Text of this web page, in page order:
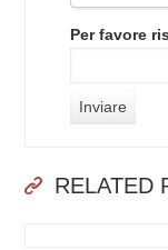
Per favore
RELATED